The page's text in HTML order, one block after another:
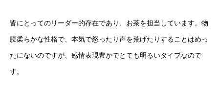
皆にとってのリーダー的存在であり、お茶を担当しています。物
腰柔らかな性格で、本気で怒ったり声を荒げたりすることはめっ
たにないのですが、感情表現豊かでとても明るいタイプなので
す。